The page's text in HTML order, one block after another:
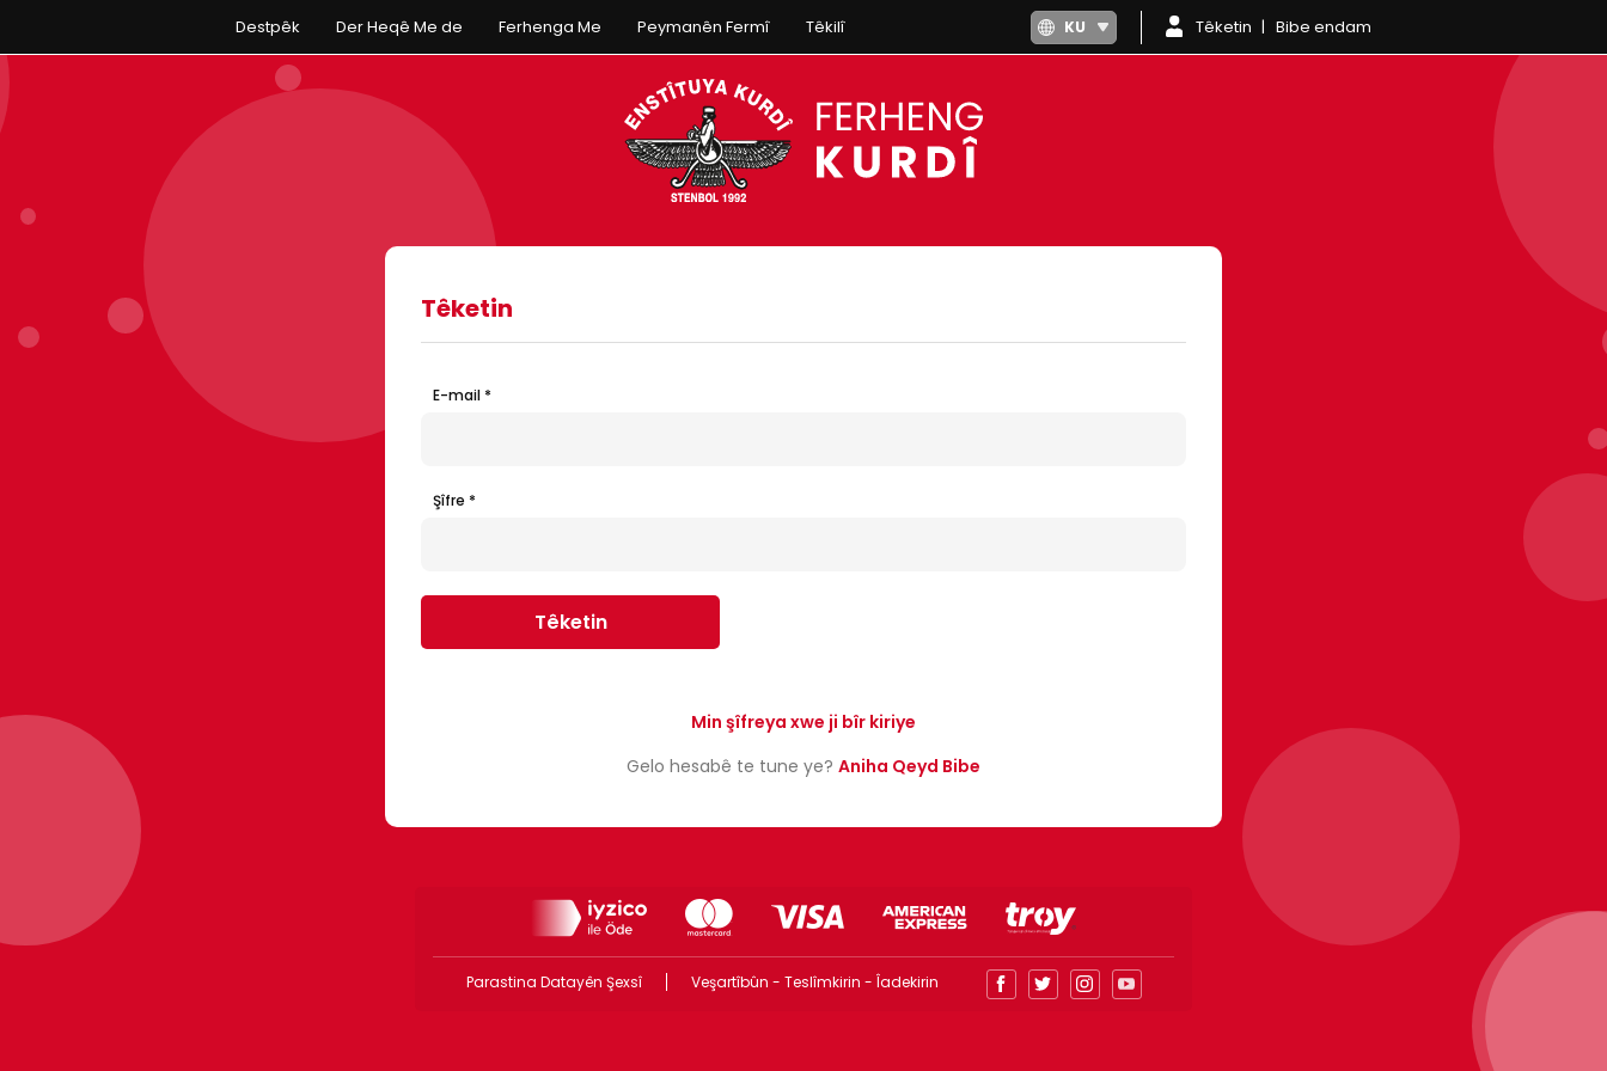
Destpêk Der Heqê Me de Ferhenga Me Peymanên Fermî Têkilî KU Têketin Bibe endam
Têketin
E-mail *
Şîfre *
Têketin
Min şîfreya xwe ji bîr kiriye
Gelo hesabê te tune ye? Aniha Qeyd Bibe
Parastina Datayên Şexsî Veşartîbûn - Teslîmkirin - Îadekirin